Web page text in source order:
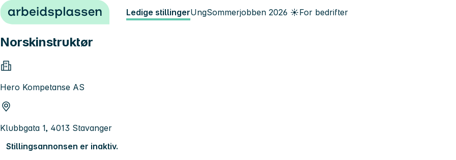
Hopp til innhold Ledige stillingerUngSommerjobben 2026 ☀️For bedrifter
Norskinstruktør
Hero Kompetanse AS
Klubbgata 1, 4013 Stavanger
Stillingsannonsen er inaktiv.